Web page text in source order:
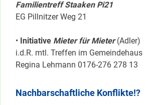
Familientreff Staaken Pi21
EG Pillnitzer Weg 21
• Initiative Mieter für Mieter(Adler)
i.d.R. mtl. Treffen im Gemeindehaus
Regina Lehmann 0176-276 278 13
Nachbarschaftliche Konflikte!?